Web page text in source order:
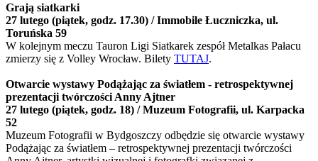
Grają siatkarki
27 lutego (piątek, godz. 17.30) / Immobile Łuczniczka, ul.
Toruńska 59
W kolejnym meczu Tauron Ligi Siatkarek zespół Metalkas Pałacu
zmierzy się z Volley Wrocław. Bilety TUTAJ.
Otwarcie wystawy Podążając za światłem - retrospektywnej
prezentacji twórczości Anny Ajtner
27 lutego (piątek, godz. 18) / Muzeum Fotografii, ul. Karpacka
52
Muzeum Fotografii w Bydgoszczy odbędzie się otwarcie wystawy
Podążając za światłem – retrospektywnej prezentacji twórczości